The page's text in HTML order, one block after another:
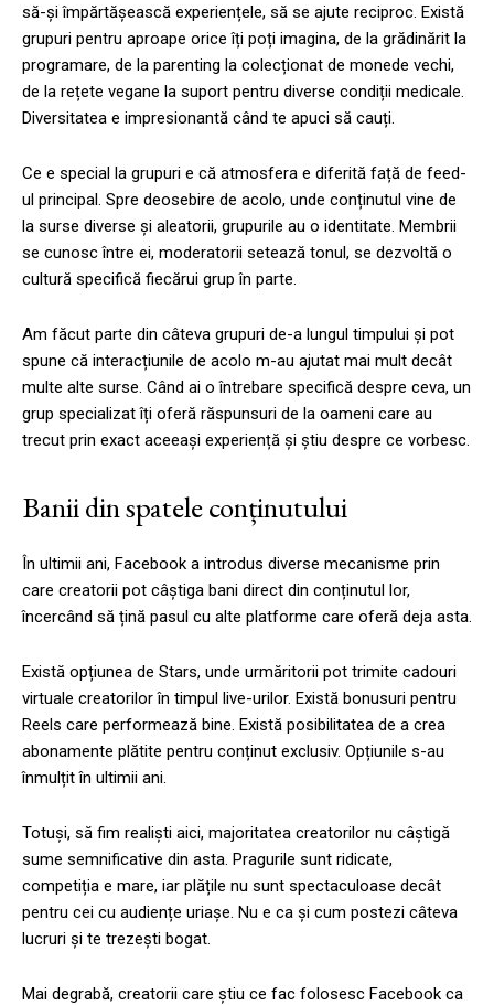
să-și împărtășească experiențele, să se ajute reciproc. Există
grupuri pentru aproape orice îți poți imagina, de la grădinărit la
programare, de la parenting la colecționat de monede vechi,
de la rețete vegane la suport pentru diverse condiții medicale.
Diversitatea e impresionantă când te apuci să cauți.
Ce e special la grupuri e că atmosfera e diferită față de feed-
ul principal. Spre deosebire de acolo, unde conținutul vine de
la surse diverse și aleatorii, grupurile au o identitate. Membrii
se cunosc între ei, moderatorii setează tonul, se dezvoltă o
cultură specifică fiecărui grup în parte.
Am făcut parte din câteva grupuri de-a lungul timpului și pot
spune că interacțiunile de acolo m-au ajutat mai mult decât
multe alte surse. Când ai o întrebare specifică despre ceva, un
grup specializat îți oferă răspunsuri de la oameni care au
trecut prin exact aceeași experiență și știu despre ce vorbesc.
Banii din spatele conținutului
În ultimii ani, Facebook a introdus diverse mecanisme prin
care creatorii pot câștiga bani direct din conținutul lor,
încercând să țină pasul cu alte platforme care oferă deja asta.
Există opțiunea de Stars, unde urmăritorii pot trimite cadouri
virtuale creatorilor în timpul live-urilor. Există bonusuri pentru
Reels care performează bine. Există posibilitatea de a crea
abonamente plătite pentru conținut exclusiv. Opțiunile s-au
înmulțit în ultimii ani.
Totuși, să fim realiști aici, majoritatea creatorilor nu câștigă
sume semnificative din asta. Pragurile sunt ridicate,
competiția e mare, iar plățile nu sunt spectaculoase decât
pentru cei cu audiențe uriașe. Nu e ca și cum postezi câteva
lucruri și te trezești bogat.
Mai degrabă, creatorii care știu ce fac folosesc Facebook ca